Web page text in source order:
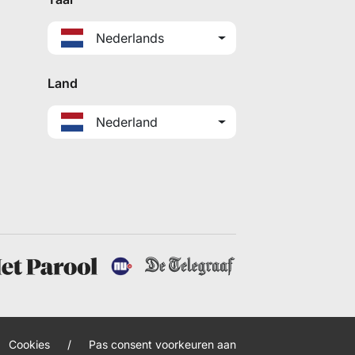
Nederlands
Land
Nederland
Cookies / Pas consent voorkeuren aan